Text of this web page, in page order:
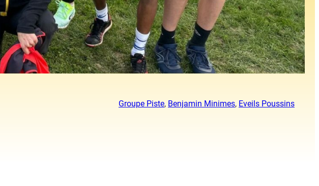
Groupe Piste, Benjamin Minimes, Eveils Poussins